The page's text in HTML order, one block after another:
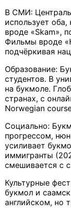
В СМИ:
использует
вроде «Skam»,
Фильмы вроде
подчёркивая
Образование:
студентов. В
на букмоле.
странах, с
Norwegian
Социально:
прогрессом,
усиливает
иммигранты
смешивается с
Культурные
букмол и
английском, но